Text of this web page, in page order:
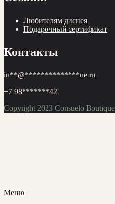
Любителям диснея
Подарочный сертификат
Контакты
in**@**************ue.ru
+7 98*******42
Copyright 2023 Consuelo Boutique
Меню